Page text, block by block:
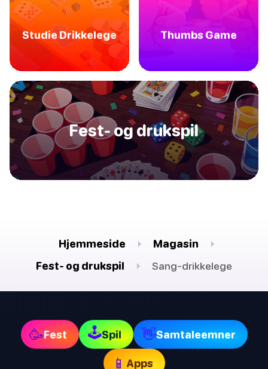
Studie Drikkelege Thumbs Game
Fest- og drukspil
Hjemmeside
Magasin
Fest- og drukspil
Sang-drikkelege
🥳Fest 🕹Spil 👋Samtaleemner
📱 Apps